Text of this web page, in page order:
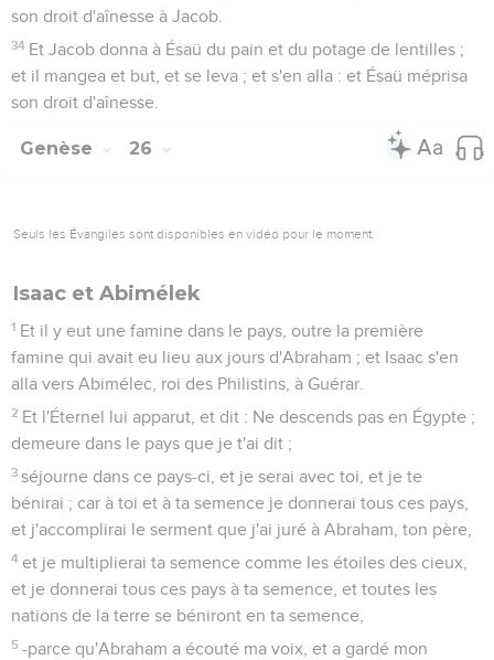
son droit d'aînesse à Jacob.
34 Et Jacob donna à Ésaü du pain et du potage de lentilles ;
et il mangea et but, et se leva ; et s'en alla : et Ésaü méprisa
son droit d'aînesse.
Genèse 26
Seuls les Évangiles sont disponibles en vidéo pour le moment.
Isaac et Abimélek
1 Et il y eut une famine dans le pays, outre la première
famine qui avait eu lieu aux jours d'Abraham ; et Isaac s'en
alla vers Abimélec, roi des Philistins, à Guérar.
2 Et l'Éternel lui apparut, et dit : Ne descends pas en Égypte ;
demeure dans le pays que je t'ai dit ;
3 séjourne dans ce pays-ci, et je serai avec toi, et je te
bénirai ; car à toi et à ta semence je donnerai tous ces pays,
et j'accomplirai le serment que j'ai juré à Abraham, ton père,
4 et je multiplierai ta semence comme les étoiles des cieux,
et je donnerai tous ces pays à ta semence, et toutes les
nations de la terre se béniront en ta semence,
5 -parce qu'Abraham a écouté ma voix, et a gardé mon